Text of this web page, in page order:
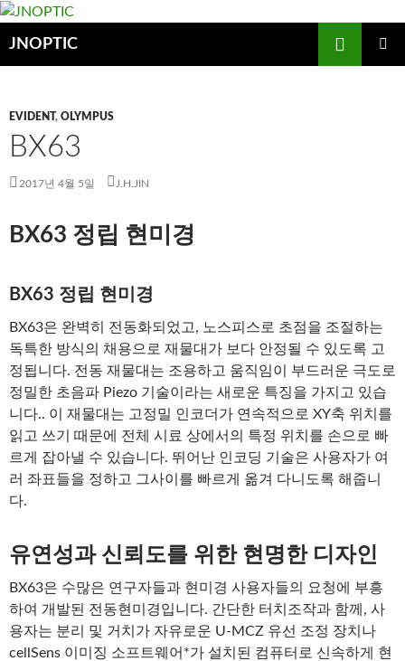
컨
츠
너
JNOPTIC
EVIDENT, OLYMPUS
BX63
2017년 4월 5일 J.H.JIN
BX63 정립 현미경
BX63 정립 현미경
BX63은 완벽히 전동화되었고, 노스피스로 초점을 조절하는
독특한 방식의 채용으로 재물대가 보다 안정될 수 있도록 고
정됩니다. 전동 재물대는 조용하고 움직임이 부드러운 극도로
정밀한 초음파 Piezo 기술이라는 새로운 특징을 가지고 있습
니다.. 이 재물대는 고정밀 인코더가 연속적으로 XY축 위치를
읽고 쓰기 때문에 전체 시료 상에서의 특정 위치를 손으로 빠
르게 잡아낼 수 있습니다. 뛰어난 인코딩 기술은 사용자가 여
러 좌표들을 정하고 그사이를 빠르게 옮겨 다니도록 해줍니
다.
유연성과 신뢰도를 위한 현명한 디자인
BX63은 수많은 연구자들과 현미경 사용자들의 요청에 부흥
하여 개발된 전동현미경입니다. 간단한 터치조작과 함께, 사
용자는 분리 및 거치가 자유로운 U-MCZ 유선 조정 장치나
cellSens 이미징 소프트웨어*가 설치된 컴퓨터로 신속하게 현